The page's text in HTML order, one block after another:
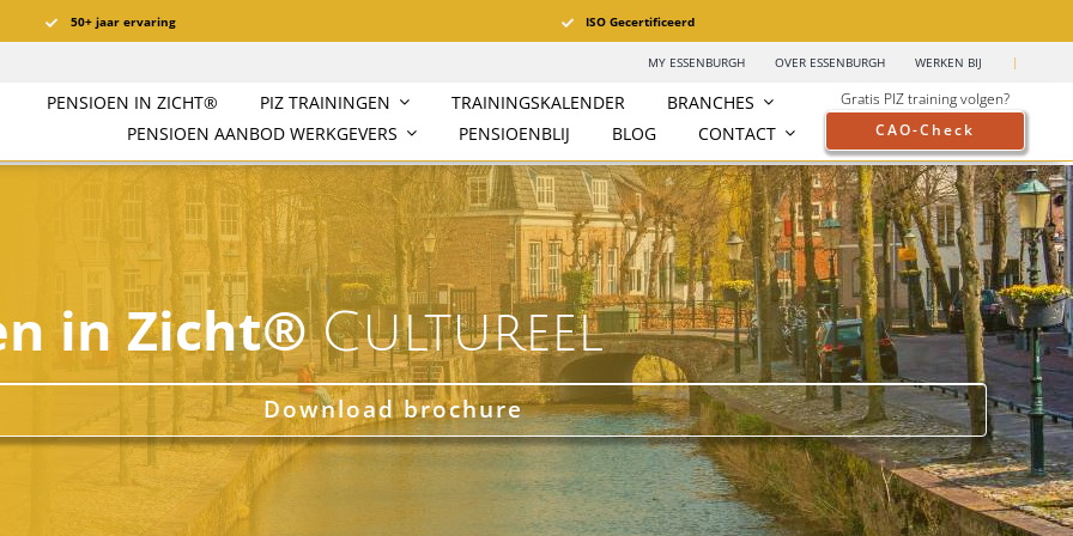
50+ jaar ervaring ISO Gecertificeerd
MY ESSENBURGH OVER ESSENBURGH WERKEN BIJ |
PENSIOEN IN ZICHT®️ PIZ TRAININGEN TRAININGSKALENDER
BRANCHES
PENSIOEN AANBOD WERKGEVERS
PENSIOENBLIJ BLOG CONTACT
Gratis PIZ training volgen?
CAO-Check
in Zicht®Cultureel
Download brochure